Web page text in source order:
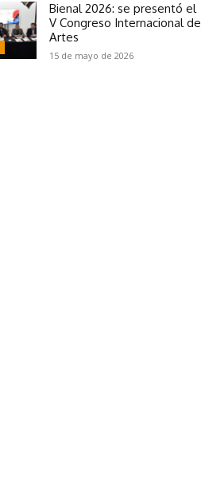
Bienal 2026: se presentó el
V Congreso Internacional de
Artes
15 de mayo de 2026